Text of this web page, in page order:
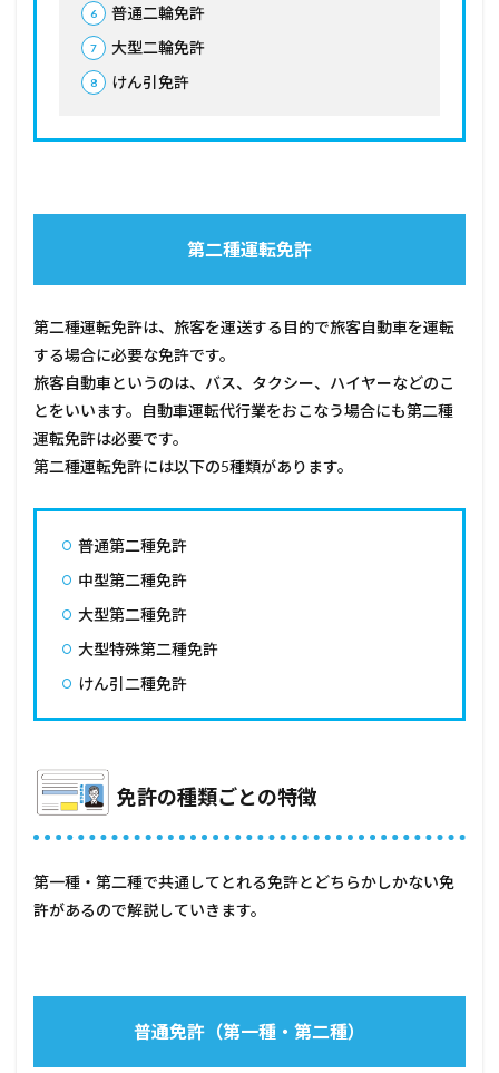
1.2.8
普通二
輪免許
1.2.9
運転
免許
には
それ
ぞれ
得条
件が
運転免
の年齢
条件
2.3
運転
免許
の身
3
まと
め
普通二輪免許
大型二輪免許
けん引免許
第二種運転免許
第二種運転免許は、旅客を運送する目的で旅客自動車を運転
する場合に必要な免許です。
旅客自動車というのは、バス、タクシー、ハイヤーなどのこ
とをいいます。自動車運転代行業をおこなう場合にも第二種
運転免許は必要です。
第二種運転免許には以下の5種類があります。
普通第二種免許
中型第二種免許
大型第二種免許
大型特殊第二種免許
けん引二種免許
免許の種類ごとの特徴
第一種・第二種で共通してとれる免許とどちらかしかない免
許があるので解説していきます。
普通免許（第一種・第二種）